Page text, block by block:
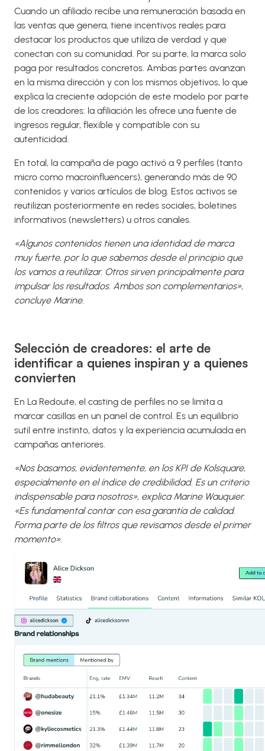
Cuando un afiliado recibe una remuneración basada en
las ventas que genera, tiene incentivos reales para
destacar los productos que utiliza de verdad y que
conectan con su comunidad. Por su parte, la marca solo
paga por resultados concretos. Ambas partes avanzan
en la misma dirección y con los mismos objetivos, lo que
explica la creciente adopción de este modelo por parte
de los creadores: la afiliación les ofrece una fuente de
ingresos regular, flexible y compatible con su
autenticidad.
En total, la campaña de pago activó a 9 perfiles (tanto
micro como macroinfluencers), generando más de 90
contenidos y varios artículos de blog. Estos activos se
reutilizan posteriormente en redes sociales, boletines
informativos (newsletters) u otros canales.
«Algunos contenidos tienen una identidad de marca
muy fuerte, por lo que sabemos desde el principio que
los vamos a reutilizar. Otros sirven principalmente para
impulsar los resultados. Ambos son complementarios»,
concluye Marine.
Selección de creadores: el arte de
identificar a quienes inspiran y a quienes
convierten
En La Redoute, el casting de perfiles no se limita a
marcar casillas en un panel de control. Es un equilibrio
sutil entre instinto, datos y la experiencia acumulada en
campañas anteriores.
«Nos basamos, evidentemente, en los KPI de Kolsquare,
especialmente en el índice de credibilidad. Es un criterio
indispensable para nosotros», explica Marine Wauquier.
«Es fundamental contar con esa garantía de calidad.
Forma parte de los filtros que revisamos desde el primer
momento».